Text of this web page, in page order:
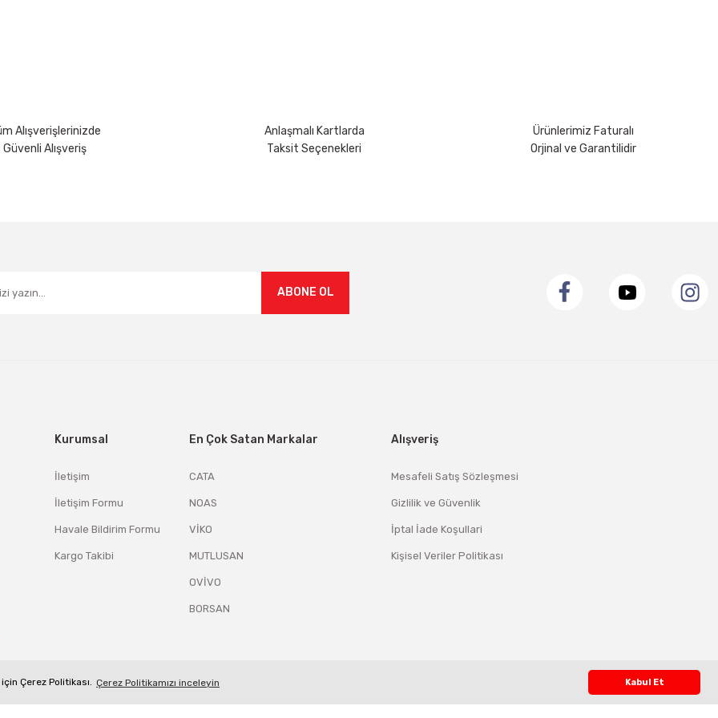
Çerez Politikası. Çerez Politikamızı inceleyin Kabul Et
Alışverişlerinizde
Güvenli Alışveriş
Anlaşmalı Kartlarda
Taksit Seçenekleri
Ürünlerimiz Faturalı
Orjinal ve Garantilidir
ABONE OL
Kurumsal
İletişim
İletişim Formu
Havale Bildirim Formu
Kargo Takibi
En Çok Satan Markalar
CATA
NOAS
VİKO
MUTLUSAN
OVİVO
BORSAN
Alışveriş
Mesafeli Satış Sözleşmesi
Gizlilik ve Güvenlik
İptal İade Koşullari
Kişisel Veriler Politikası